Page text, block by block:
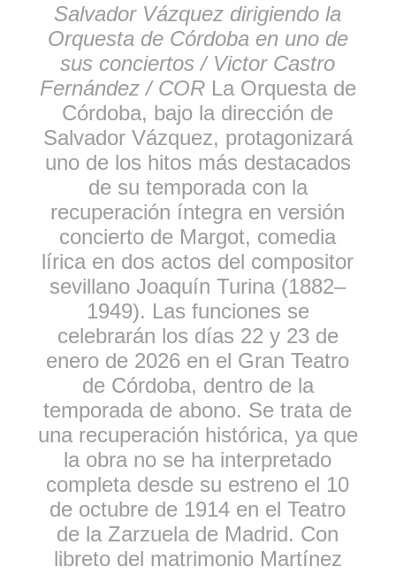
Salvador Vázquez dirigiendo la
Orquesta de Córdoba en uno de
sus conciertos / Victor Castro
Fernández / COR La Orquesta de
Córdoba, bajo la dirección de
Salvador Vázquez, protagonizará
uno de los hitos más destacados
de su temporada con la
recuperación íntegra en versión
concierto de Margot, comedia
lírica en dos actos del compositor
sevillano Joaquín Turina (1882–
1949). Las funciones se
celebrarán los días 22 y 23 de
enero de 2026 en el Gran Teatro
de Córdoba, dentro de la
temporada de abono. Se trata de
una recuperación histórica, ya que
la obra no se ha interpretado
completa desde su estreno el 10
de octubre de 1914 en el Teatro
de la Zarzuela de Madrid. Con
libreto del matrimonio Martínez